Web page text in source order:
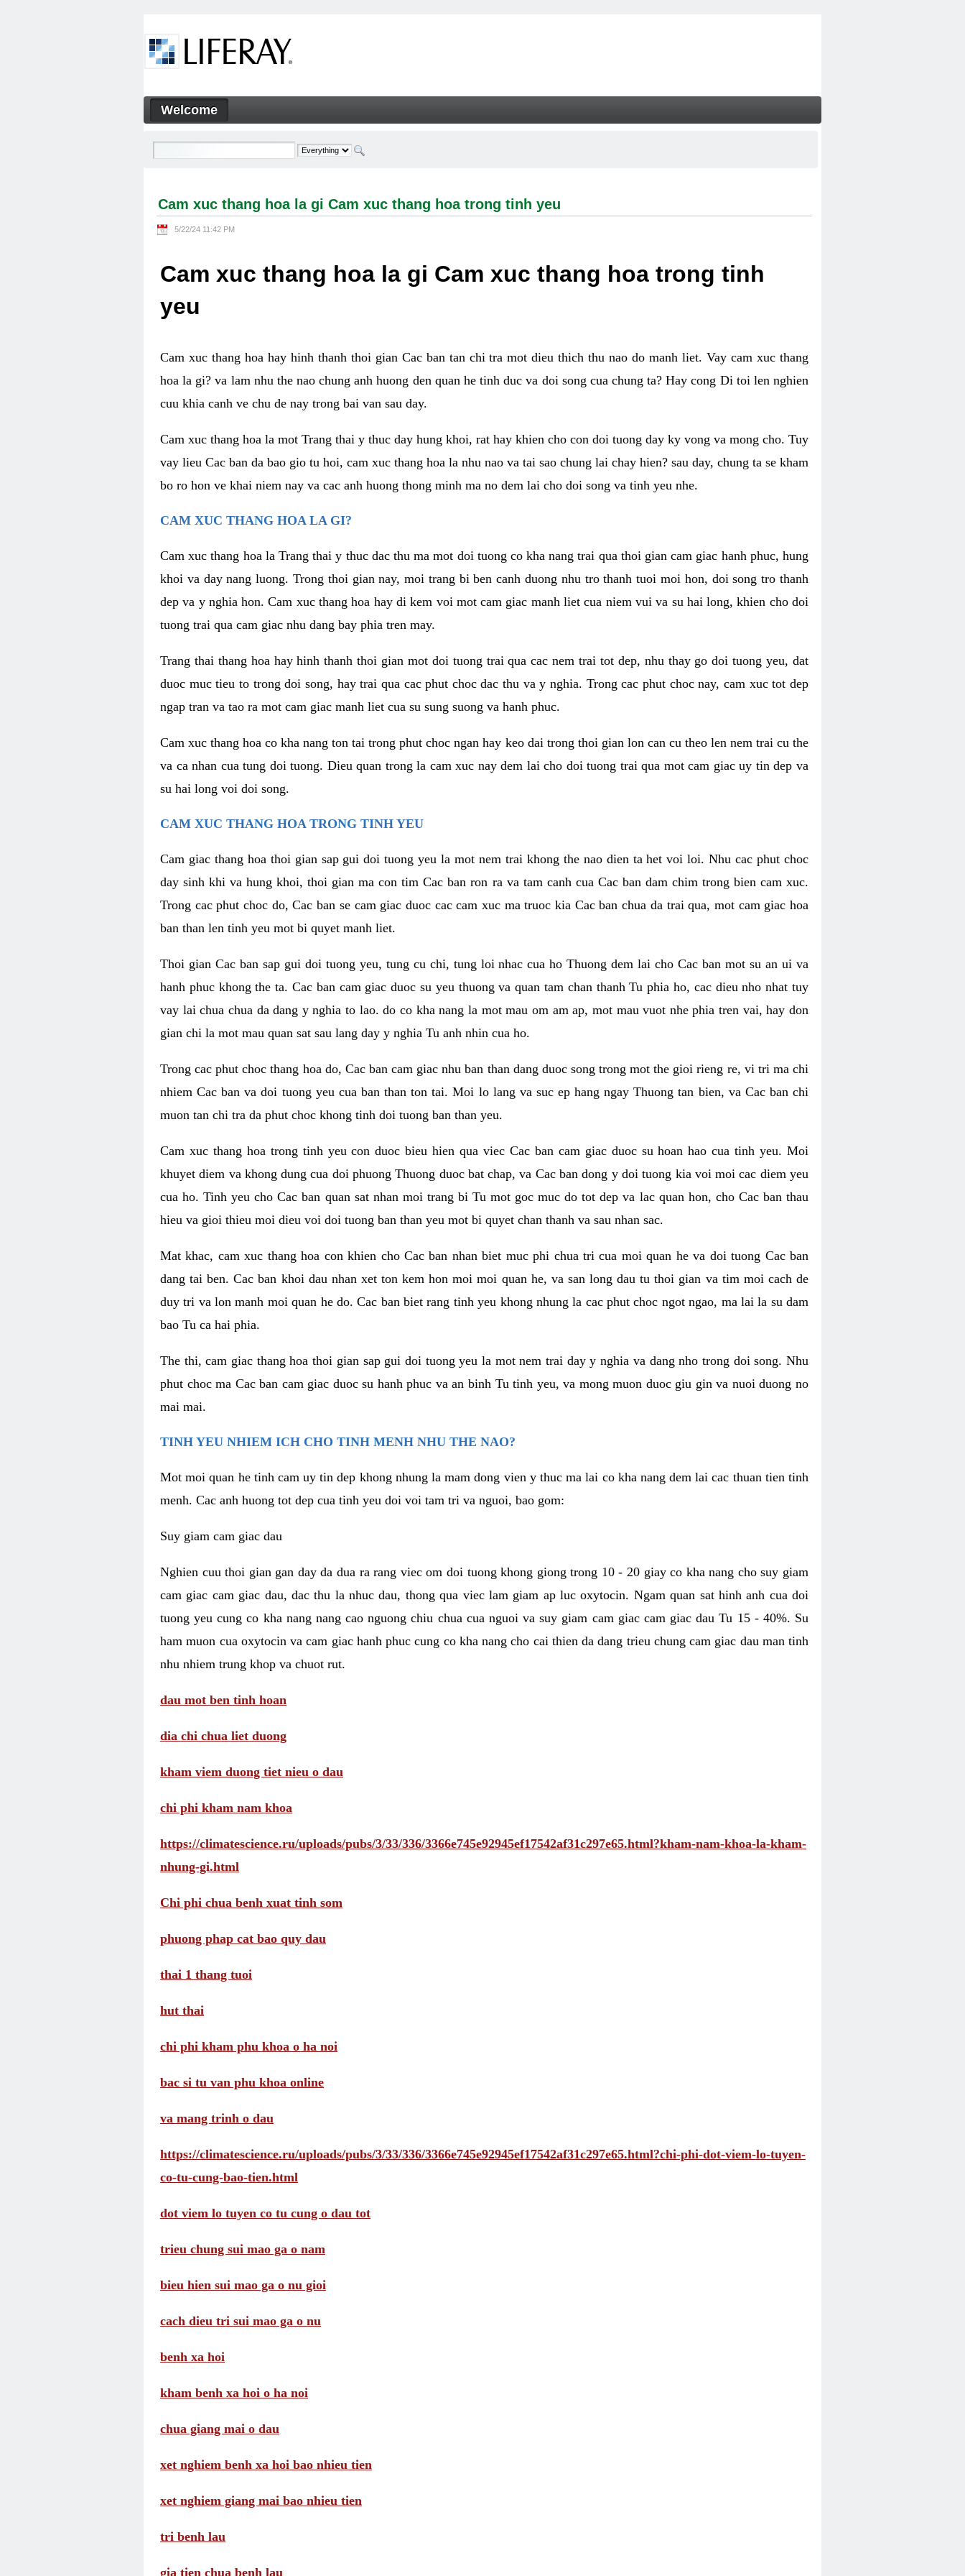
Cam xuc thang hoa la gi Cam xuc thang hoa trong tinh yeu - Welcome
Navigation
Welcome
Cam xuc thang hoa la gi Cam xuc thang hoa trong tinh yeu
5/22/24 11:42 PM
Cam xuc thang hoa la gi Cam xuc thang hoa trong tinh
yeu
Cam xuc thang hoa hay hinh thanh thoi gian Cac ban tan chi tra mot dieu thich thu nao do manh liet. Vay cam xuc thang
hoa la gi? va lam nhu the nao chung anh huong den quan he tinh duc va doi song cua chung ta? Hay cong Di toi len nghien
cuu khia canh ve chu de nay trong bai van sau day.
Cam xuc thang hoa la mot Trang thai y thuc day hung khoi, rat hay khien cho con doi tuong day ky vong va mong cho. Tuy
vay lieu Cac ban da bao gio tu hoi, cam xuc thang hoa la nhu nao va tai sao chung lai chay hien? sau day, chung ta se kham
bo ro hon ve khai niem nay va cac anh huong thong minh ma no dem lai cho doi song va tinh yeu nhe.
CAM XUC THANG HOA LA GI?
Cam xuc thang hoa la Trang thai y thuc dac thu ma mot doi tuong co kha nang trai qua thoi gian cam giac hanh phuc, hung
khoi va day nang luong. Trong thoi gian nay, moi trang bi ben canh duong nhu tro thanh tuoi moi hon, doi song tro thanh
dep va y nghia hon. Cam xuc thang hoa hay di kem voi mot cam giac manh liet cua niem vui va su hai long, khien cho doi
tuong trai qua cam giac nhu dang bay phia tren may.
Trang thai thang hoa hay hinh thanh thoi gian mot doi tuong trai qua cac nem trai tot dep, nhu thay go doi tuong yeu, dat
duoc muc tieu to trong doi song, hay trai qua cac phut choc dac thu va y nghia. Trong cac phut choc nay, cam xuc tot dep
ngap tran va tao ra mot cam giac manh liet cua su sung suong va hanh phuc.
Cam xuc thang hoa co kha nang ton tai trong phut choc ngan hay keo dai trong thoi gian lon can cu theo len nem trai cu the
va ca nhan cua tung doi tuong. Dieu quan trong la cam xuc nay dem lai cho doi tuong trai qua mot cam giac uy tin dep va
su hai long voi doi song.
CAM XUC THANG HOA TRONG TINH YEU
Cam giac thang hoa thoi gian sap gui doi tuong yeu la mot nem trai khong the nao dien ta het voi loi. Nhu cac phut choc
day sinh khi va hung khoi, thoi gian ma con tim Cac ban ron ra va tam canh cua Cac ban dam chim trong bien cam xuc.
Trong cac phut choc do, Cac ban se cam giac duoc cac cam xuc ma truoc kia Cac ban chua da trai qua, mot cam giac hoa
ban than len tinh yeu mot bi quyet manh liet.
Thoi gian Cac ban sap gui doi tuong yeu, tung cu chi, tung loi nhac cua ho Thuong dem lai cho Cac ban mot su an ui va
hanh phuc khong the ta. Cac ban cam giac duoc su yeu thuong va quan tam chan thanh Tu phia ho, cac dieu nho nhat tuy
vay lai chua chua da dang y nghia to lao. do co kha nang la mot mau om am ap, mot mau vuot nhe phia tren vai, hay don
gian chi la mot mau quan sat sau lang day y nghia Tu anh nhin cua ho.
Trong cac phut choc thang hoa do, Cac ban cam giac nhu ban than dang duoc song trong mot the gioi rieng re, vi tri ma chi
nhiem Cac ban va doi tuong yeu cua ban than ton tai. Moi lo lang va suc ep hang ngay Thuong tan bien, va Cac ban chi
muon tan chi tra da phut choc khong tinh doi tuong ban than yeu.
Cam xuc thang hoa trong tinh yeu con duoc bieu hien qua viec Cac ban cam giac duoc su hoan hao cua tinh yeu. Moi
khuyet diem va khong dung cua doi phuong Thuong duoc bat chap, va Cac ban dong y doi tuong kia voi moi cac diem yeu
cua ho. Tinh yeu cho Cac ban quan sat nhan moi trang bi Tu mot goc muc do tot dep va lac quan hon, cho Cac ban thau
hieu va gioi thieu moi dieu voi doi tuong ban than yeu mot bi quyet chan thanh va sau nhan sac.
Mat khac, cam xuc thang hoa con khien cho Cac ban nhan biet muc phi chua tri cua moi quan he va doi tuong Cac ban
dang tai ben. Cac ban khoi dau nhan xet ton kem hon moi moi quan he, va san long dau tu thoi gian va tim moi cach de
duy tri va lon manh moi quan he do. Cac ban biet rang tinh yeu khong nhung la cac phut choc ngot ngao, ma lai la su dam
bao Tu ca hai phia.
The thi, cam giac thang hoa thoi gian sap gui doi tuong yeu la mot nem trai day y nghia va dang nho trong doi song. Nhu
phut choc ma Cac ban cam giac duoc su hanh phuc va an binh Tu tinh yeu, va mong muon duoc giu gin va nuoi duong no
mai mai.
TINH YEU NHIEM ICH CHO TINH MENH NHU THE NAO?
Mot moi quan he tinh cam uy tin dep khong nhung la mam dong vien y thuc ma lai co kha nang dem lai cac thuan tien tinh
menh. Cac anh huong tot dep cua tinh yeu doi voi tam tri va nguoi, bao gom:
Suy giam cam giac dau
Nghien cuu thoi gian gan day da dua ra rang viec om doi tuong khong giong trong 10 - 20 giay co kha nang cho suy giam
cam giac cam giac dau, dac thu la nhuc dau, thong qua viec lam giam ap luc oxytocin. Ngam quan sat hinh anh cua doi
tuong yeu cung co kha nang nang cao nguong chiu chua cua nguoi va suy giam cam giac cam giac dau Tu 15 - 40%. Su
ham muon cua oxytocin va cam giac hanh phuc cung co kha nang cho cai thien da dang trieu chung cam giac dau man tinh
nhu nhiem trung khop va chuot rut.
dau mot ben tinh hoan
dia chi chua liet duong
kham viem duong tiet nieu o dau
chi phi kham nam khoa
https://climatescience.ru/uploads/pubs/3/33/336/3366e745e92945ef17542af31c297e65.html?kham-nam-khoa-la-kham-
nhung-gi.html
Chi phi chua benh xuat tinh som
phuong phap cat bao quy dau
thai 1 thang tuoi
hut thai
chi phi kham phu khoa o ha noi
bac si tu van phu khoa online
va mang trinh o dau
https://climatescience.ru/uploads/pubs/3/33/336/3366e745e92945ef17542af31c297e65.html?chi-phi-dot-viem-lo-tuyen-
co-tu-cung-bao-tien.html
dot viem lo tuyen co tu cung o dau tot
trieu chung sui mao ga o nam
bieu hien sui mao ga o nu gioi
cach dieu tri sui mao ga o nu
benh xa hoi
kham benh xa hoi o ha noi
chua giang mai o dau
xet nghiem benh xa hoi bao nhieu tien
xet nghiem giang mai bao nhieu tien
tri benh lau
gia tien chua benh lau